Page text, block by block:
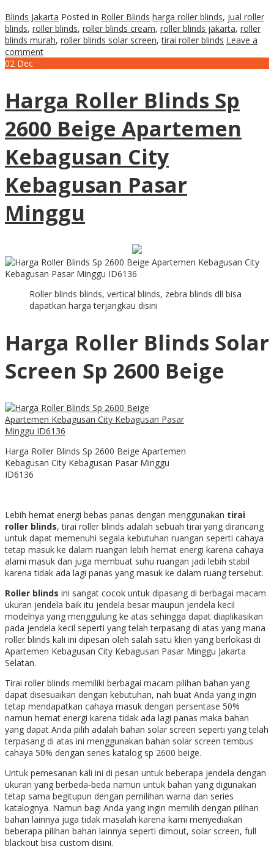
Blinds Jakarta Posted in Roller Blinds harga roller blinds, jual roller
blinds, roller blinds, roller blinds cream, roller blinds jakarta, roller
blinds murah, roller blinds solar screen,tirai roller blinds Leave a
comment
02 Dec
Harga Roller Blinds Sp
2600 Beige Apartemen
Kebagusan City
Kebagusan Pasar
Minggu
Roller blinds blinds, vertical blinds, zebra blinds dll bisa
dapatkan harga terjangkau disini
Harga Roller Blinds Solar
Screen Sp 2600 Beige
Harga Roller Blinds Sp 2600 Beige Apartemen
Kebagusan City Kebagusan Pasar Minggu
ID6136
Lebih hemat energi bebas panas dengan menggunakan tirai
roller blinds, tirai roller blinds adalah sebuah tirai yang dirancang
untuk dapat memenuhi segala kebutuhan ruangan seperti cahaya
tetap masuk ke dalam ruangan lebih hemat energi karena cahaya
alami masuk dan juga membuat suhu ruangan jadi lebih stabil
karena tidak ada lagi panas yang masuk ke dalam ruang tersebut.
Roller blinds ini sangat cocok untuk dipasang di berbagai macam
ukuran jendela baik itu jendela besar maupun jendela kecil
modelnya yang menggulung ke atas sehingga dapat diaplikasikan
pada jendela kecil seperti yang telah terpasang di atas yang mana
roller blinds kali ini dipesan oleh salah satu klien yang berlokasi di
Apartemen Kebagusan City Kebagusan Pasar Minggu Jakarta
Selatan.
Tirai roller blinds memiliki berbagai macam pilihan bahan yang
dapat disesuaikan dengan kebutuhan, nah buat Anda yang ingin
tetap mendapatkan cahaya masuk dengan persentase 50%
namun hemat energi karena tidak ada lagi panas maka bahan
yang dapat Anda pilih adalah bahan solar screen seperti yang telah
terpasang di atas ini menggunakan bahan solar screen tembus
cahaya 50% dengan series katalog sp 2600 beige.
Untuk pemesanan kali ini di pesan untuk beberapa jendela dengan
ukuran yang berbeda-beda namun untuk bahan yang digunakan
tetap sama begitupun dengan pemilihan warna dan series
katalognya. Namun bagi Anda yang ingin memilih dengan pilihan
bahan lainnya juga tidak masalah karena kami menyediakan
beberapa pilihan bahan lainnya seperti dimout, solar screen, full
blackout bisa custom disini.